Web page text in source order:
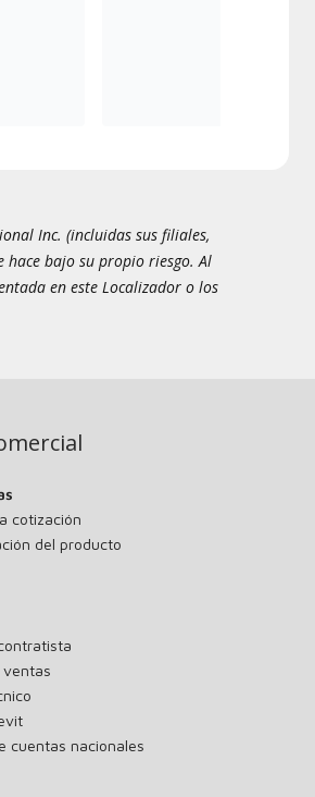
Inc. (incluidas sus filiales,
hace bajo su propio riesgo. Al
en este Localizador o los
cotización
del producto
ventas
cuentas nacionales